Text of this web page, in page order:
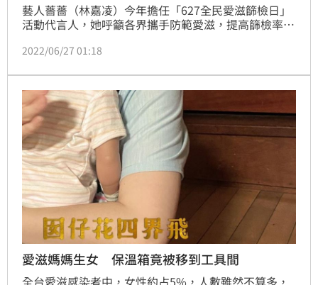
藝人薔薔（林嘉凌）今年擔任「627全民愛滋篩檢日」
活動代言人，她呼籲各界攜手防範愛滋，提高篩檢率，
法以肉眼辨識，也不是生殖器發炎就是感染愛滋，一定
2022/06/27 01:18
愛滋媽媽生女 保溫箱竟被移到工具間
全台愛滋感染者中，女性約占5%，人數雖然不算多，